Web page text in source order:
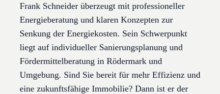
Frank Schneider überzeugt mit professioneller
Energieberatung und klaren Konzepten zur
Senkung der Energiekosten. Sein Schwerpunkt
liegt auf individueller Sanierungsplanung und
Fördermittelberatung in Rödermark und
Umgebung. Sind Sie bereit für mehr Effizienz und
eine zukunftsfähige Immobilie? Dann ist er der